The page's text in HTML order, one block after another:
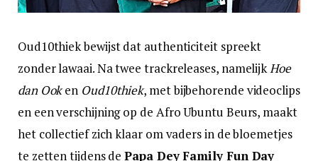
Oud10thiek bewijst dat authenticiteit spreekt
zonder lawaai. Na twee trackreleases, namelijkHoe
dan Ooken Oud10thiek, met bijbehorende videoclips
en een verschijning op de Afro Ubuntu Beurs, maakt
het collectief zich klaar om vaders in de bloemetjes
te zetten tijdens dePapa Dey Family Fun Day